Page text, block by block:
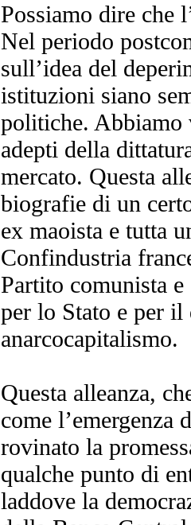
Possiamo dire che
Nel periodo
sull’idea del
istituzioni siano
politiche.
adepti della
mercato. Questa
biografie di un
ex maoista e tutta
Confindustria
Partito comunista
per lo Stato e per
anarcocapitalismo.
Questa alleanza,
come l’emergenza
rovinato la
qualche punto di
laddove la